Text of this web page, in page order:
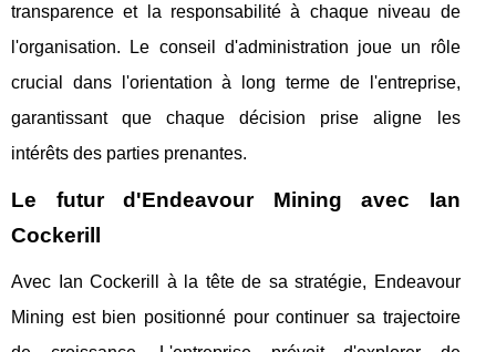
transparence et la responsabilité à chaque niveau de
l'organisation. Le conseil d'administration joue un rôle
crucial dans l'orientation à long terme de l'entreprise,
garantissant que chaque décision prise aligne les
intérêts des parties prenantes.
Le futur d'Endeavour Mining avec Ian
Cockerill
Avec Ian Cockerill à la tête de sa stratégie, Endeavour
Mining est bien positionné pour continuer sa trajectoire